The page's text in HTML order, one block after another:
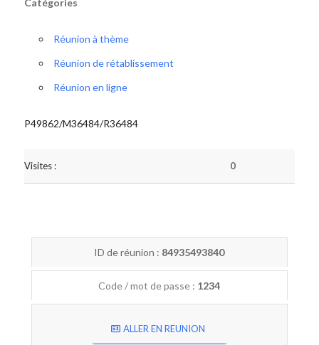
Catégories
Réunion à thème
Réunion de rétablissement
Réunion en ligne
P49862/M36484/R36484
Visites : 0
ID de réunion : 84935493840
Code / mot de passe : 1234
ALLER EN REUNION